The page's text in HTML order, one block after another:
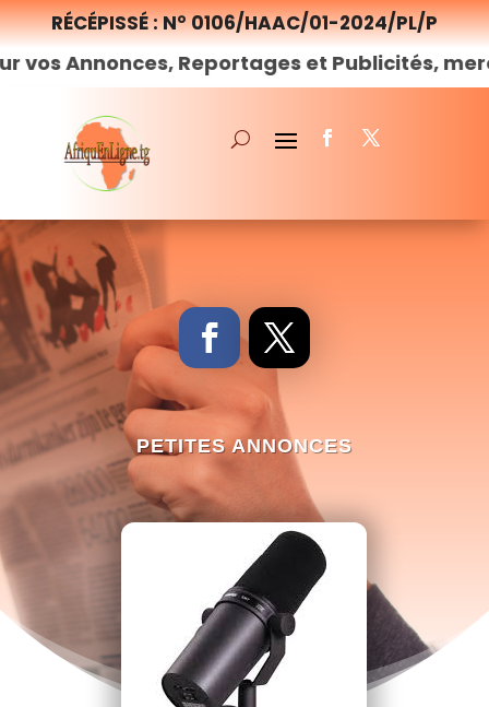
RÉCÉPISSÉ : N° 0106/HAAC/01-2024/PL/P
Reportages et Publicités, merci de
PETITES ANNONCES